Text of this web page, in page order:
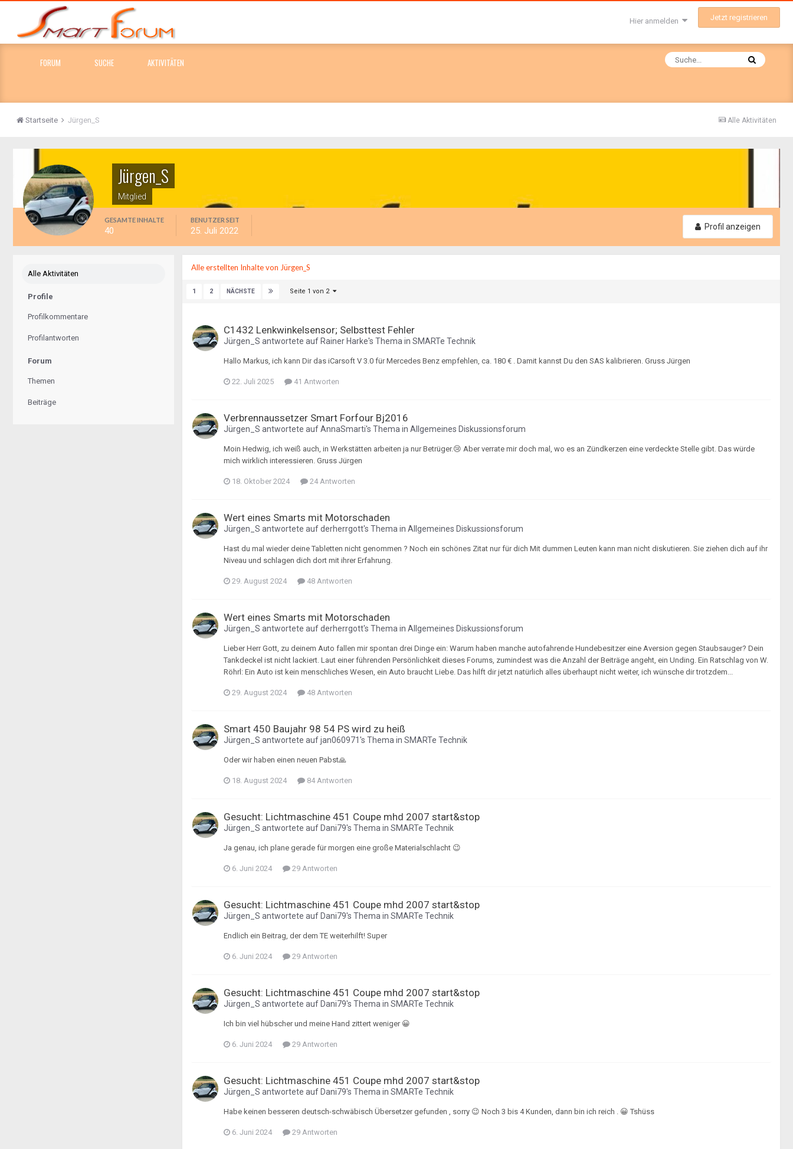
Hier anmelden Jetzt registrieren
FORUM SUCHE AKTIVITÄTEN
Alle Aktivitäten
Startseite Jürgen_S
Jürgen_S
Mitglied
Profil anzeigen
GESAMTE INHALTE
40
BENUTZER SEIT
25. Juli 2022
Alle Aktivitäten
Profile
Profilkommentare
Profilantworten
Forum
Themen
Beiträge
Alle erstellten Inhalte von Jürgen_S
1 2 NÄCHSTE Seite 1 von 2
C1432 Lenkwinkelsensor; Selbsttest Fehler
Jürgen_S antwortete auf Rainer Harke's Thema in SMARTe Technik
Hallo Markus, ich kann Dir das iCarsoft V 3.0 für Mercedes Benz empfehlen, ca. 180 € . Damit kannst Du den SAS kalibrieren. Gruss Jürgen
22. Juli 2025 41 Antworten
Verbrennaussetzer Smart Forfour Bj2016
Jürgen_S antwortete aufAnnaSmarti's Thema in Allgemeines Diskussionsforum
Moin Hedwig, ich weiß auch, in Werkstätten arbeiten ja nur Betrüger.😢 Aber verrate mir doch mal, wo es an Zündkerzen eine verdeckte Stelle gibt. Das würde
mich wirklich interessieren. Gruss Jürgen
18. Oktober 2024 24 Antworten
Wert eines Smarts mit Motorschaden
Jürgen_S antwortete aufderherrgott's Thema in Allgemeines Diskussionsforum
Hast du mal wieder deine Tabletten nicht genommen ? Noch ein schönes Zitat nur für dich Mit dummen Leuten kann man nicht diskutieren. Sie ziehen dich auf ihr
Niveau und schlagen dich dort mit ihrer Erfahrung.
29. August 2024 48 Antworten
Wert eines Smarts mit Motorschaden
Jürgen_S antwortete aufderherrgott's Thema in Allgemeines Diskussionsforum
Lieber Herr Gott, zu deinem Auto fallen mir spontan drei Dinge ein: Warum haben manche autofahrende Hundebesitzer eine Aversion gegen Staubsauger? Dein
Tankdeckel ist nicht lackiert. Laut einer führenden Persönlichkeit dieses Forums, zumindest was die Anzahl der Beiträge angeht, ein Unding. Ein Ratschlag von W.
Röhrl: Ein Auto ist kein menschliches Wesen, ein Auto braucht Liebe. Das hilft dir jetzt natürlich alles überhaupt nicht weiter, ich wünsche dir trotzdem...
29. August 2024 48 Antworten
Smart 450 Baujahr 98 54 PS wird zu heiß
Jürgen_S antwortete aufjan060971's Thema in SMARTe Technik
Oder wir haben einen neuen Pabst🙏
18. August 2024 84 Antworten
Gesucht: Lichtmaschine 451 Coupe mhd 2007 start&stop
Jürgen_S antwortete auf Dani79's Thema in SMARTe Technik
Ja genau, ich plane gerade für morgen eine große Materialschlacht 😉
6. Juni 2024 29 Antworten
Gesucht: Lichtmaschine 451 Coupe mhd 2007 start&stop
Jürgen_S antwortete auf Dani79's Thema in SMARTe Technik
Endlich ein Beitrag, der dem TE weiterhilft! Super
6. Juni 2024 29 Antworten
Gesucht: Lichtmaschine 451 Coupe mhd 2007 start&stop
Jürgen_S antwortete auf Dani79's Thema in SMARTe Technik
Ich bin viel hübscher und meine Hand zittert weniger 😀
6. Juni 2024 29 Antworten
Gesucht: Lichtmaschine 451 Coupe mhd 2007 start&stop
Jürgen_S antwortete auf Dani79's Thema in SMARTe Technik
Habe keinen besseren deutsch-schwäbisch Übersetzer gefunden , sorry 😉 Noch 3 bis 4 Kunden, dann bin ich reich . 😀 Tshüss
6. Juni 2024 29 Antworten